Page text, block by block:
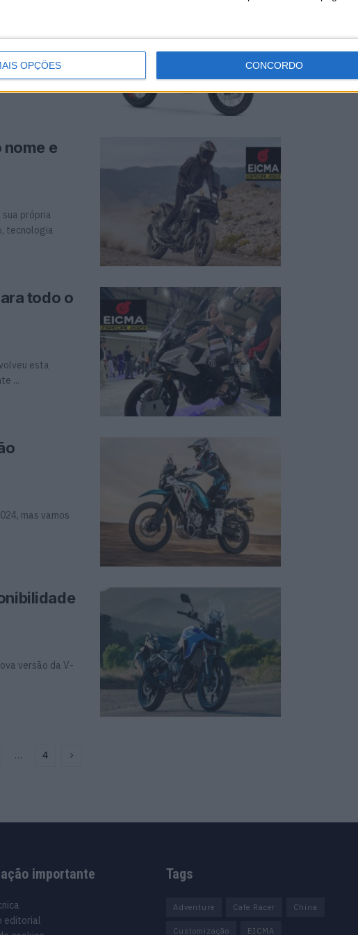
OPÇÕES CONCORDO
licenças A2 em
nome e
sua própria
tecnologia
todo o
esta
...
mas vamos
versão da V-
… 4
importante
editorial
Tags
Adventure Cafe Racer China
Customização EICMA